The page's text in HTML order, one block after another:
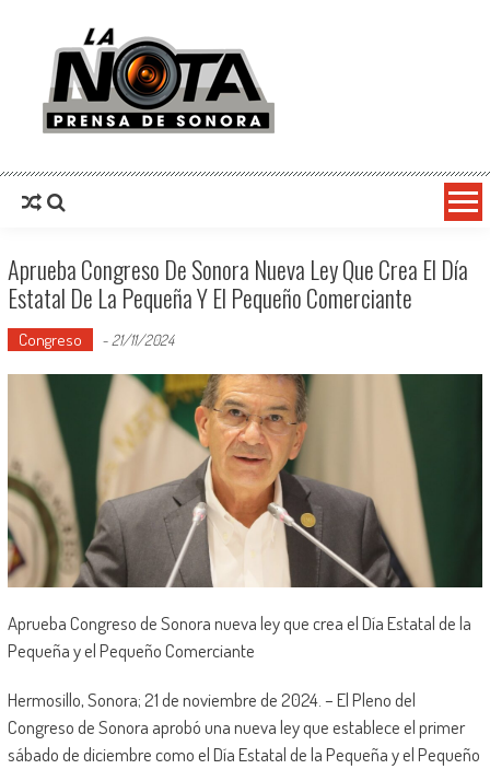
La Nota Prensa De Sonora
Aprueba Congreso De Sonora Nueva Ley Que Crea El Día
Estatal De La Pequeña Y El Pequeño Comerciante
Congreso - 21/11/2024
Aprueba Congreso de Sonora nueva ley que crea el Día Estatal de la
Pequeña y el Pequeño Comerciante
Hermosillo, Sonora; 21 de noviembre de 2024. – El Pleno del
Congreso de Sonora aprobó una nueva ley que establece el primer
sábado de diciembre como el Día Estatal de la Pequeña y el Pequeño